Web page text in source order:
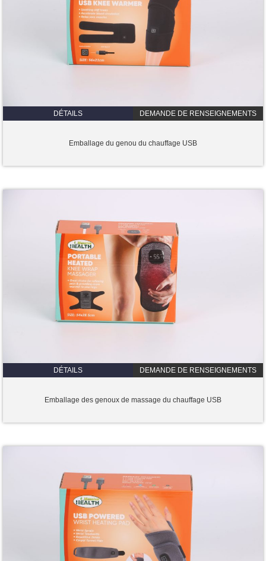
DÉTAILS DEMANDE DE RENSEIGNEMENTS
Emballage du genou du chauffage USB
DÉTAILS DEMANDE DE RENSEIGNEMENTS
Emballage des genoux de massage du chauffage USB